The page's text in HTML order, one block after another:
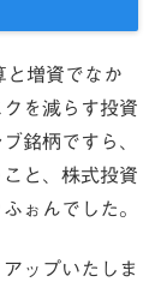
と増資でなか
を減らす投資
銘柄ですら、
と、株式投資
ぉんでした。
ップいたしま